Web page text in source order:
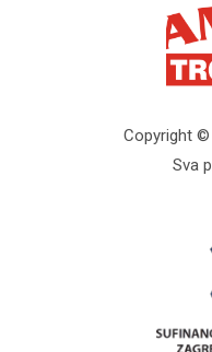
Copyright ©
Sva